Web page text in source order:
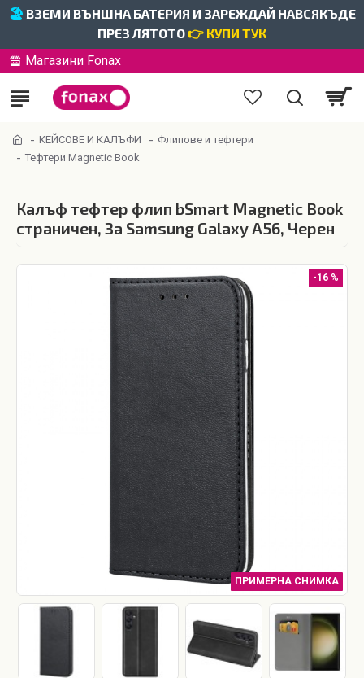
🏖️ ВЗЕМИ ВЪНШНА БАТЕРИЯ И ЗАРЕЖДАЙ НАВСЯКЪДЕ
ПРЕЗ ЛЯТОТО👉 КУПИ ТУК
Магазини Fonax
КЕЙСОВЕ И КАЛЪФИ
Флипове и тефтери
Тефтери Magnetic Book
Калъф тефтер флип bSmart Magnetic Book
страничен, За Samsung Galaxy A56, Черен
ПРИМЕРНА СНИМКА
-16 %